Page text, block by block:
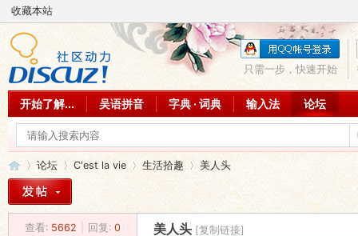
收藏本站
只需一步，快速开始
开始了解... 吴语拼音 字典 · 词典 输入法 论坛
»
论坛
›
C'est la vie 生活拾趣
›
美人头
查看: 5662 回复: 0 美人头 [复制链接]